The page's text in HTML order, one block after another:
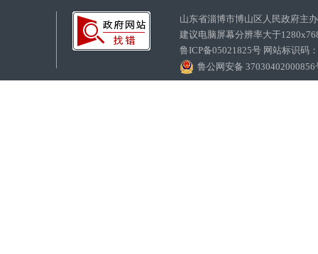
山东省淄博市博山区人民政府
建议电脑屏幕分辨率大于
鲁ICP备05021825号 网站标识码
鲁公网安备 37030402000856